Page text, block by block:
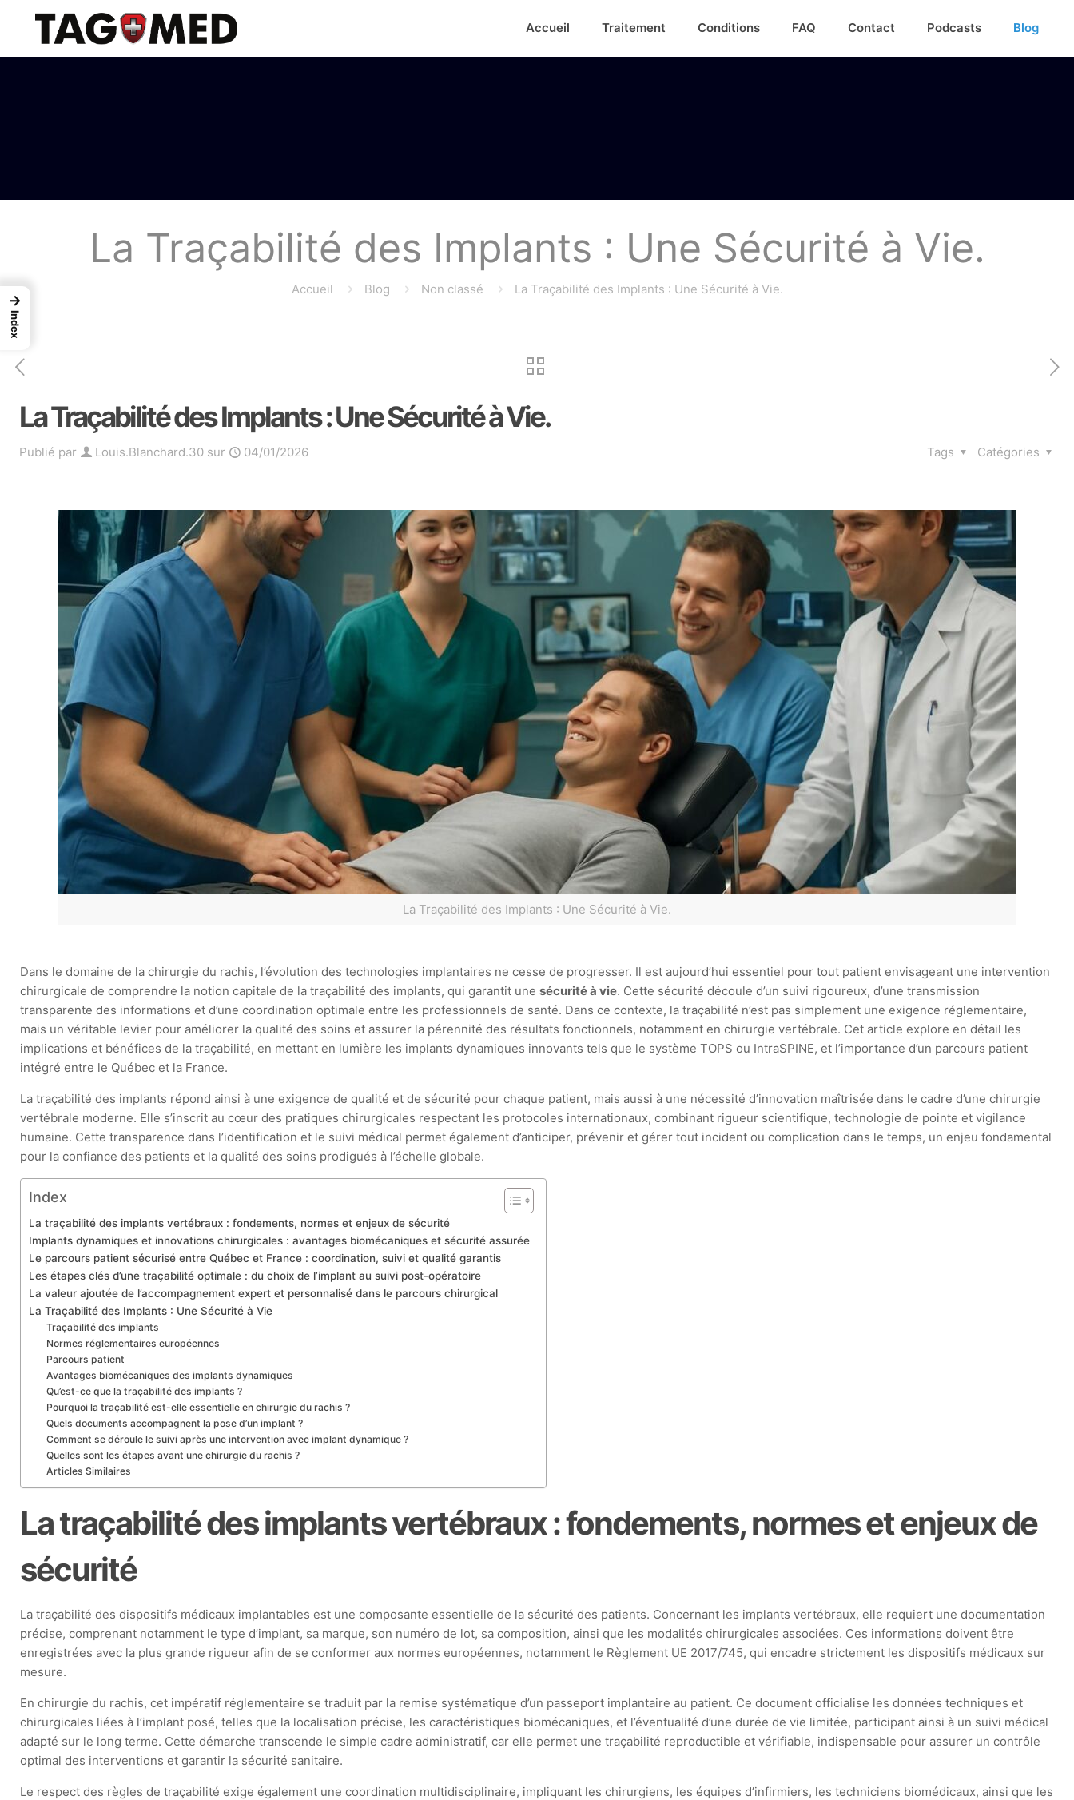
Accueil Traitement Conditions FAQ Contact Podcasts Blog
La Traçabilité des Implants : Une Sécurité à Vie.
Accueil Blog Non classé La Traçabilité des Implants : Une Sécurité à Vie.
La Traçabilité des Implants : Une Sécurité à Vie.
Publié par Louis.Blanchard.30 sur 04/01/2026 Catégories
Tags
La Traçabilité des Implants : Une Sécurité à Vie.
Dans le domaine de la chirurgie du rachis, l’évolution des technologies implantaires ne cesse de progresser. Il est aujourd’hui essentiel pour tout patient envisageant une intervention
chirurgicale de comprendre la notion capitale de la traçabilité des implants, qui garantit unesécurité à vie. Cette sécurité découle d’un suivi rigoureux, d’une transmission
transparente des informations et d’une coordination optimale entre les professionnels de santé. Dans ce contexte, la traçabilité n’est pas simplement une exigence réglementaire,
mais un véritable levier pour améliorer la qualité des soins et assurer la pérennité des résultats fonctionnels, notamment en chirurgie vertébrale. Cet article explore en détail les
implications et bénéfices de la traçabilité, en mettant en lumière les implants dynamiques innovants tels que le système TOPS ou IntraSPINE, et l’importance d’un parcours patient
intégré entre le Québec et la France.
La traçabilité des implants répond ainsi à une exigence de qualité et de sécurité pour chaque patient, mais aussi à une nécessité d’innovation maîtrisée dans le cadre d’une chirurgie
vertébrale moderne. Elle s’inscrit au cœur des pratiques chirurgicales respectant les protocoles internationaux, combinant rigueur scientifique, technologie de pointe et vigilance
humaine. Cette transparence dans l’identification et le suivi médical permet également d’anticiper, prévenir et gérer tout incident ou complication dans le temps, un enjeu fondamental
pour la confiance des patients et la qualité des soins prodigués à l’échelle globale.
Index
La traçabilité des implants vertébraux : fondements, normes et enjeux de sécurité
Implants dynamiques et innovations chirurgicales : avantages biomécaniques et sécurité assurée
Le parcours patient sécurisé entre Québec et France : coordination, suivi et qualité garantis
Les étapes clés d’une traçabilité optimale : du choix de l’implant au suivi post-opératoire
La valeur ajoutée de l’accompagnement expert et personnalisé dans le parcours chirurgical
La Traçabilité des Implants : Une Sécurité à Vie
Traçabilité des implants
Normes réglementaires européennes
Parcours patient
Avantages biomécaniques des implants dynamiques
Qu’est-ce que la traçabilité des implants ?
Pourquoi la traçabilité est-elle essentielle en chirurgie du rachis ?
Quels documents accompagnent la pose d’un implant ?
Comment se déroule le suivi après une intervention avec implant dynamique ?
Quelles sont les étapes avant une chirurgie du rachis ?
Articles Similaires
La traçabilité des implants vertébraux : fondements, normes et enjeux de
sécurité
La traçabilité des dispositifs médicaux implantables est une composante essentielle de la sécurité des patients. Concernant les implants vertébraux, elle requiert une documentation
précise, comprenant notamment le type d’implant, sa marque, son numéro de lot, sa composition, ainsi que les modalités chirurgicales associées. Ces informations doivent être
enregistrées avec la plus grande rigueur afin de se conformer aux normes européennes, notamment le Règlement UE 2017/745, qui encadre strictement les dispositifs médicaux sur
mesure.
En chirurgie du rachis, cet impératif réglementaire se traduit par la remise systématique d’un passeport implantaire au patient. Ce document officialise les données techniques et
chirurgicales liées à l’implant posé, telles que la localisation précise, les caractéristiques biomécaniques, et l’éventualité d’une durée de vie limitée, participant ainsi à un suivi médical
adapté sur le long terme. Cette démarche transcende le simple cadre administratif, car elle permet une traçabilité reproductible et vérifiable, indispensable pour assurer un contrôle
optimal des interventions et garantir la sécurité sanitaire.
Le respect des règles de traçabilité exige également une coordination multidisciplinaire, impliquant les chirurgiens, les équipes d’infirmiers, les techniciens biomédicaux, ainsi que les
→
Index